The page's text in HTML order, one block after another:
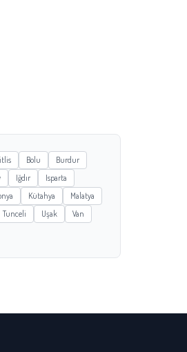
Bolu
Burdur
Iğdır
Isparta
Kütahya
Malatya
Tunceli Uşak
Van